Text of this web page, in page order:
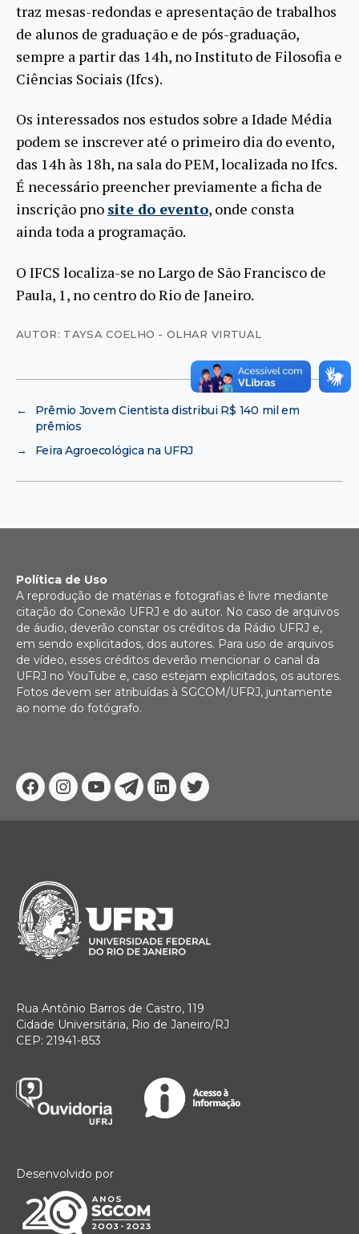
traz mesas-redondas e apresentação de trabalhos
de alunos de graduação e de pós-graduação,
sempre a partir das 14h, no Instituto de Filosofia e
Ciências Sociais (Ifcs).
Os interessados nos estudos sobre a Idade Média
podem se inscrever até o primeiro dia do evento,
das 14h às 18h, na sala do PEM, localizada no Ifcs.
É necessário preencher previamente a ficha de
inscrição pno site do evento, onde consta
ainda toda a programação.
O IFCS localiza-se no Largo de São Francisco de
Paula, 1, no centro do Rio de Janeiro.
AUTOR: TAYSA COELHO - OLHAR VIRTUAL
←
Prêmio Jovem Cientista distribui R$ 140 mil em
prêmios
→
Feira Agroecológica na UFRJ
Facebook
Instagram
YoutubeTelegram
Linkedin
Twitter
Política de Uso
A reprodução de matérias e fotografias é livre mediante
citação do Conexão UFRJ e do autor. No caso de arquivos
de áudio, deverão constar os créditos da Rádio UFRJ e,
em sendo explicitados, dos autores. Para uso de arquivos
de vídeo, esses créditos deverão mencionar o canal da
UFRJ no YouTube e, caso estejam explicitados, os autores.
Fotos devem ser atribuídas à SGCOM/UFRJ, juntamente
ao nome do fotógrafo.
Rua Antônio Barros de Castro, 119
Cidade Universitária, Rio de Janeiro/RJ
CEP: 21941-853
Desenvolvido por